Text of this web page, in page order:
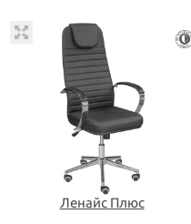
Ленайс Плюс